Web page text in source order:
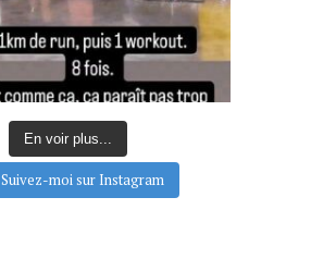
En voir plus...
Suivez-moi sur Instagram